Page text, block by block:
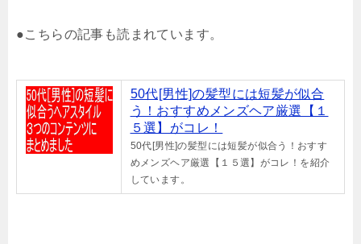
●こちらの記事も読まれています。
50代[男性]の髪型には短髪が似合
う！おすすめメンズヘア厳選【１
５選】がコレ！
50代[男性]の髪型には短髪が似合う！おすす
めメンズヘア厳選【１５選】がコレ！を紹介
しています。